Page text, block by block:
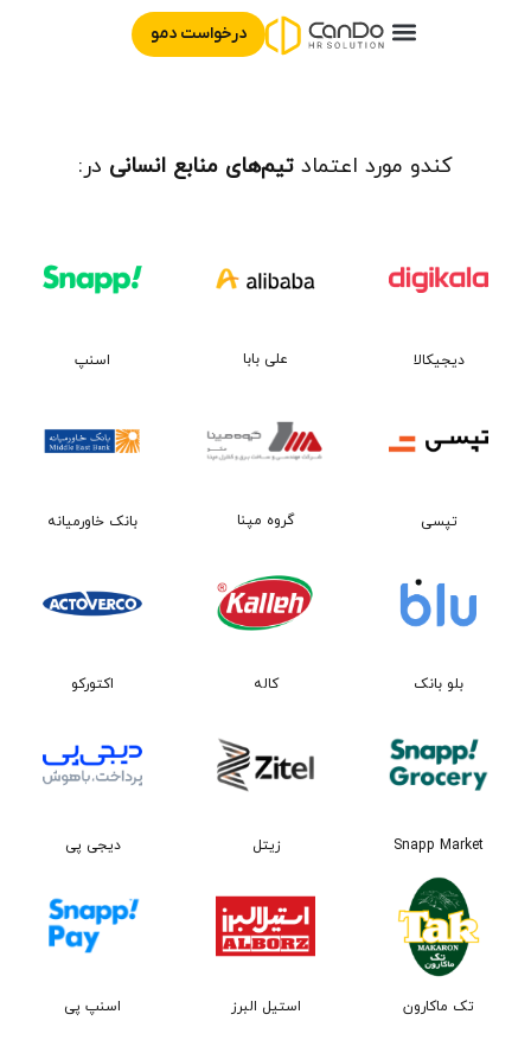
درخواست دمو
کندو مورد اعتماد تیم‌های منابع انسانی در:
دیجیکالا علی بابا اسنپ
تپسی گروه مپنا بانک خاورمیانه
بلو بانک کاله اکتورکو
Snapp Market زیتل دیجی پی
تک ماکارون استیل البرز اسنپ پی